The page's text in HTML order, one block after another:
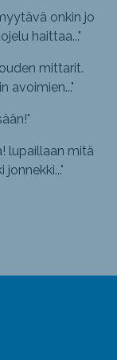
onkin jo
haittaa..."
mittarit.
avoimien..."
"
lupaillaan mitä
"